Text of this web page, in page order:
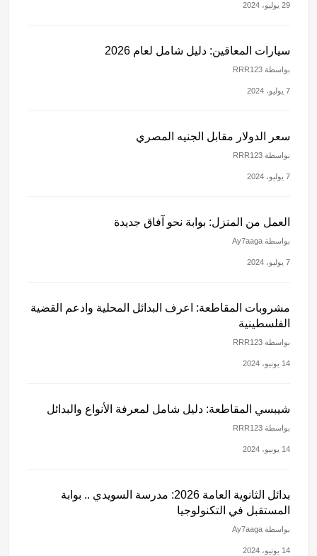
29 يوليو، 2024
سيارات المعاقين: دليل شامل لعام 2026
بواسطة RRR123
7 يوليو، 2024
سعر الدولار مقابل الجنيه المصري
بواسطة RRR123
7 يوليو، 2024
العمل من المنزل: بوابة نحو آفاق جديدة
بواسطة Ay7aaga
7 يوليو، 2024
مشروبات المقاطعة: اعرف البدائل المحلية وادعم القضية
الفلسطينية
بواسطة RRR123
14 يونيو، 2024
شيبسي المقاطعة: دليل شامل لمعرفة الأنواع والبدائل
بواسطة RRR123
14 يونيو، 2024
بدائل الثانوية العامة 2026: مدرسة السويدي .. بوابة
المستقبل في التكنولوجيا
بواسطة Ay7aaga
14 يونيو، 2024